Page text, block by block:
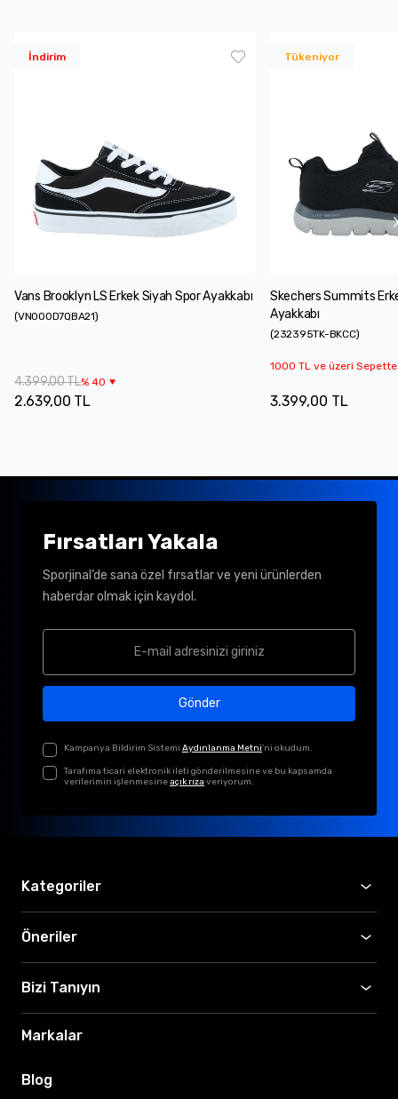
İndirim
Vans Brooklyn LS Erkek Siyah Spor Ayakkabı
(VN000D7QBA21)
4.399,00 TL% 40
2.639,00 TL
Tükeniyor
Skechers Summits
Ayakkabı
(232395TK-BKCC)
1000 TL ve üzeri
3.399,00 TL
Fırsatları Yakala
Sporjinal’de sana özel fırsatlar ve yeni ürünlerden
haberdar olmak için kaydol.
Gönder
Kampanya Bildirim Sistemi Aydınlanma Metni'ni okudum.
Tarafıma ticari elektronik ileti gönderilmesine ve bu kapsamda
verilerimin işlenmesineaçık rıza veriyorum.
Kategoriler
Öneriler
Bizi Tanıyın
Markalar
Blog